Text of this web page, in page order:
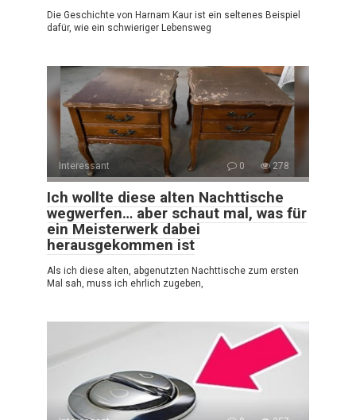
Die Geschichte von Harnam Kaur ist ein seltenes Beispiel
dafür, wie ein schwieriger Lebensweg
Interessant 0 278
Ich wollte diese alten Nachttische
wegwerfen… aber schaut mal, was für
ein Meisterwerk dabei
herausgekommen ist
Als ich diese alten, abgenutzten Nachttische zum ersten
Mal sah, muss ich ehrlich zugeben,